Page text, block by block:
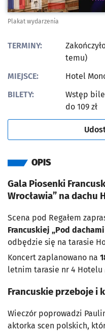
Plakat wydarzenia
TERMINY:
temu)
MIEJSCE:
Hotel
BILETY:
Wstęp
do 109 zł
OPIS
Gala Piosenki
Wrocławia” na dachu
Scena pod Regałem
Francuskiej „Pod
odbędzie się na tarasie
Koncert zaplanowano na
letnim tarasie nr 4 Hotelu
Francuskie przeboje i
Wieczór poprowadzi
aktorka scen polskich,